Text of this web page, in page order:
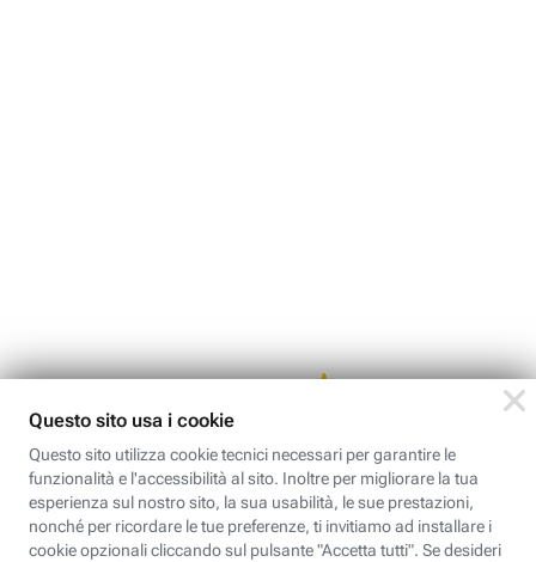
Scarica l’app MyFastweb Energia